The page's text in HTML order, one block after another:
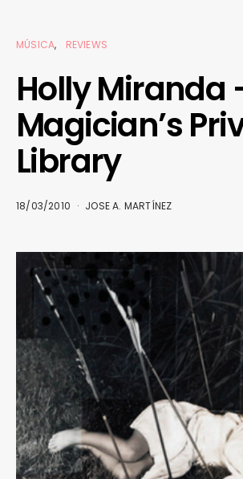
MÚSICA REVIEWS
Holly Miranda
Magician’s
Library
18/03/2010 JOSE A. MARTÍNEZ